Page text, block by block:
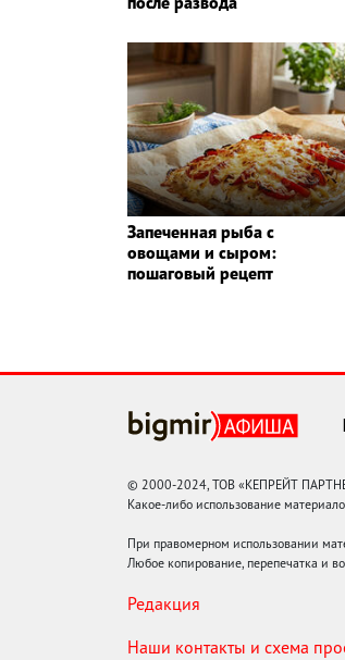
Запеченная рыба с
овощами и сыром:
пошаговый рецепт
© 2000-2024, ТОВ «КЕПРЕЙТ
Какое-либо использование
При правомерном использовании
Любое копирование, перепечатка и
Редакция
Наши контакты и схема